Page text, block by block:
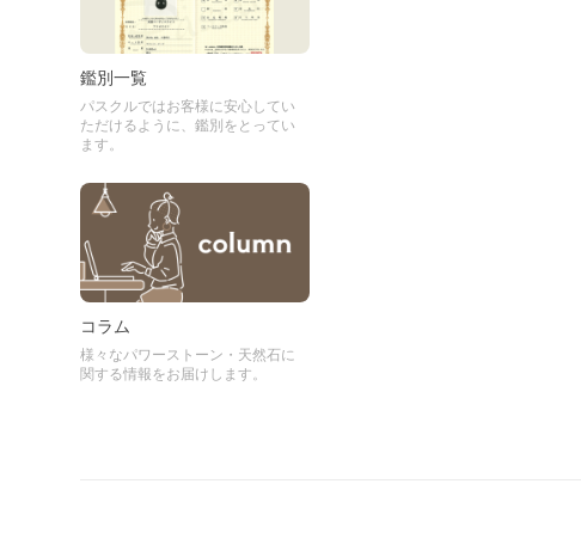
鑑別一覧
パスクルではお客様に安心してい
ただけるように、鑑別をとってい
ます。
コラム
様々なパワーストーン・天然石に
関する情報をお届けします。